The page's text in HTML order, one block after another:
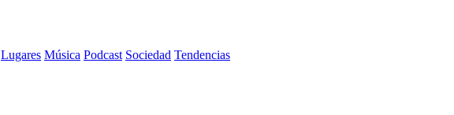
Lugares Música Podcast Sociedad Tendencias